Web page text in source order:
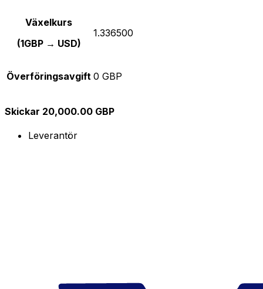
Växelkurs
(1GBP → USD)
1.336500
Överföringsavgift 0 GBP
Skickar 20,000.00 GBP
Leverantör